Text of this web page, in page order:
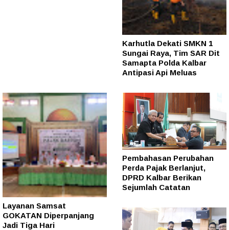
Karhutla Dekati SMKN 1
Sungai Raya, Tim SAR Dit
Samapta Polda Kalbar
Antipasi Api Meluas
Layanan Samsat
GOKATAN Diperpanjang
Jadi Tiga Hari
Pembahasan Perubahan
Perda Pajak Berlanjut,
DPRD Kalbar Berikan
Sejumlah Catatan